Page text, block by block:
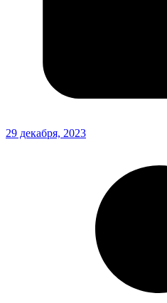
29 декабря, 2023